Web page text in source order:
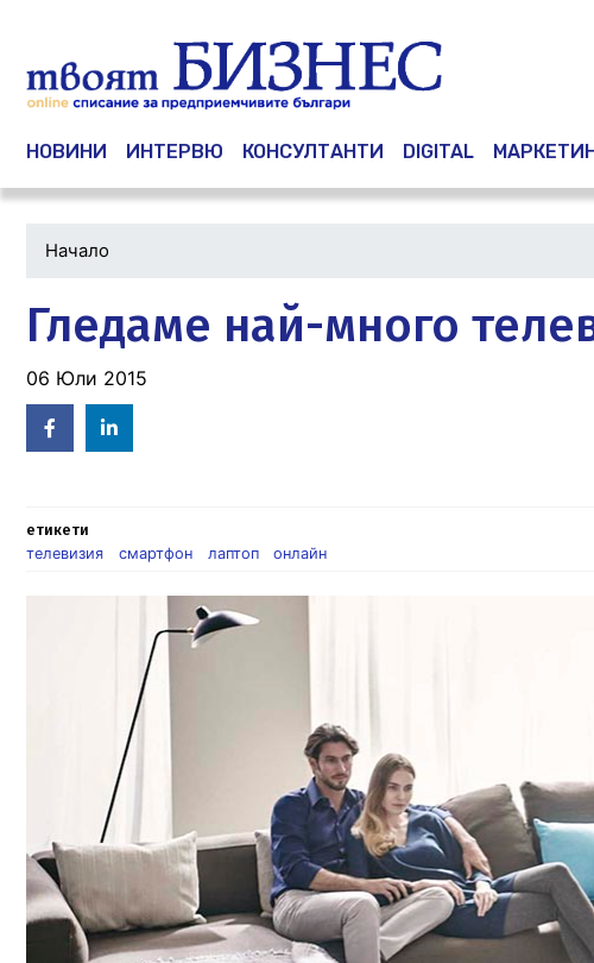
Main navigation
НОВИНИ ИНТЕРВЮ КОНСУЛТАНТИ DIGITAL
Начало
Гледаме най-много
06 Юли 2015
Facebook
in
етикети
телевизия
смартфон лаптоп онлайн